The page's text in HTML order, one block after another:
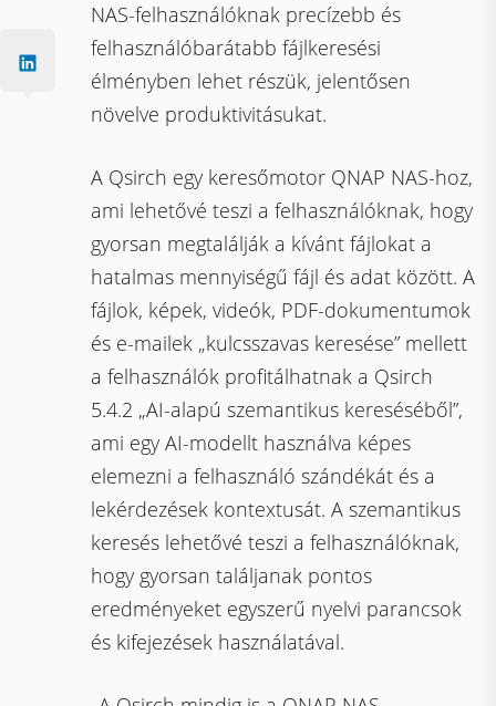
NAS-felhasználóknak precízebb és
felhasználóbarátabb fájlkeresési
élményben lehet részük, jelentősen
növelve produktivitásukat.
A Qsirch egy keresőmotor QNAP NAS-hoz,
ami lehetővé teszi a felhasználóknak, hogy
gyorsan megtalálják a kívánt fájlokat a
hatalmas mennyiségű fájl és adat között. A
fájlok, képek, videók, PDF-dokumentumok
és e-mailek „kulcsszavas keresése” mellett
a felhasználók profitálhatnak a Qsirch
5.4.2 „AI-alapú szemantikus kereséséből”,
ami egy AI-modellt használva képes
elemezni a felhasználó szándékát és a
lekérdezések kontextusát. A szemantikus
keresés lehetővé teszi a felhasználóknak,
hogy gyorsan találjanak pontos
eredményeket egyszerű nyelvi parancsok
és kifejezések használatával.